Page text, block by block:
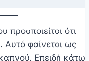
προσποιείται ότι
Αυτό φαίνεται ως
Επειδή κάτω